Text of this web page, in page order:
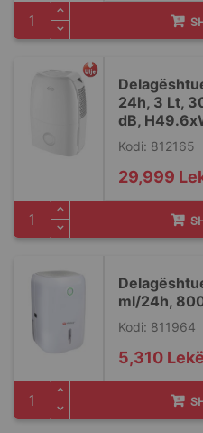
24h, 3 Lt,
dB,
Kodi: 812165
Special
Price
29,999
ml/24h,
Kodi: 811964
5,310 Lekë